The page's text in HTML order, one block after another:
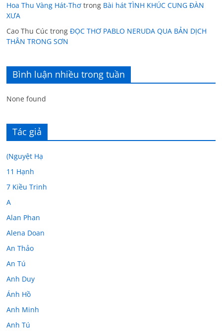
Hoa Thu Vàng Hát-Thơ trong Bài hát TÌNH KHÚC CUNG ĐÀN
XƯA
Cao Thu Cúc trongĐỌC THƠ PABLO NERUDA QUA BẢN DỊCH
THÂN TRONG SƠN
Bình luận nhiều trong tuần
None found
Tác giả
(Nguyệt Hạ
11 Hạnh
7 Kiều Trinh
A
Alan Phan
Alena Doan
An Thảo
An Tú
Anh Duy
Ánh Hồ
Anh Minh
Anh Tú